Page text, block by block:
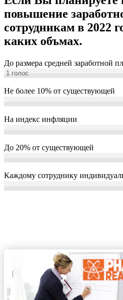
повышение
сотрудникам в 2022
каких объмах.
До размера средней заработной
1 голос
Не более 10% от существующей
На индекс инфляции
До 20% от существующей
Каждому сотруднику